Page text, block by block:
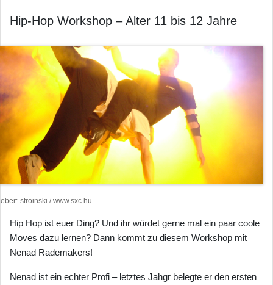
Hip-Hop Workshop – Alter 11 bis 12 Jahre
stroinski / www.sxc.hu
Hip Hop ist euer Ding? Und ihr würdet gerne mal ein paar coole
Moves dazu lernen? Dann kommt zu diesem Workshop mit
Nenad Rademakers!
Nenad ist ein echter Profi – letztes Jahgr belegte er den ersten